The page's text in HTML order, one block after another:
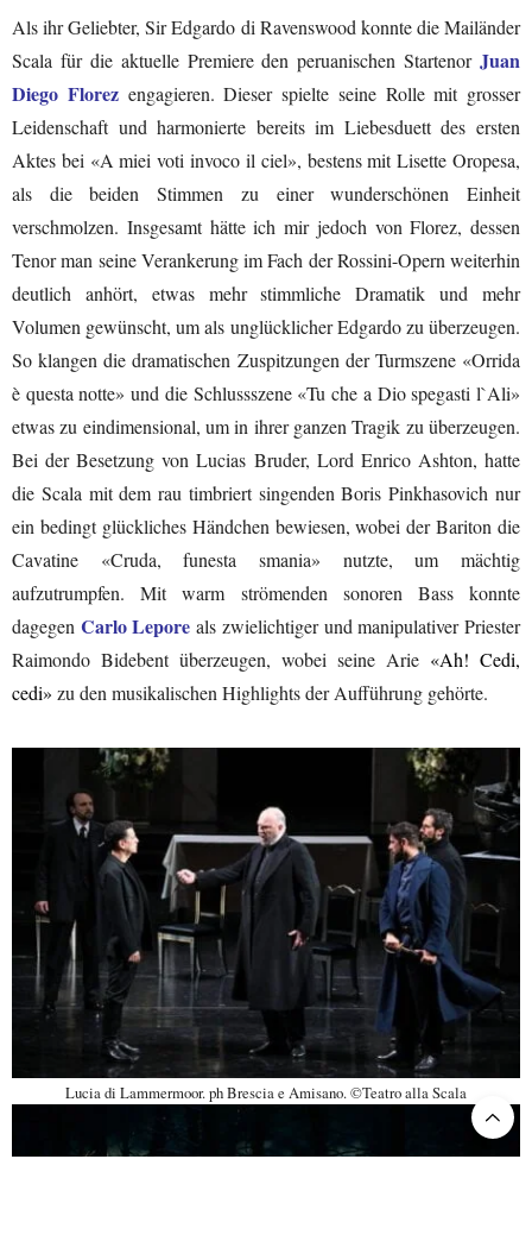
Als ihr Geliebter, Sir Edgardo di Ravenswood konnte die Mailänder
Scala für die aktuelle Premiere den peruanischen Startenor Juan
Diego Florezengagieren. Dieser spielte seine Rolle mit grosser
Leidenschaft und harmonierte bereits im Liebesduett des ersten
Aktes bei «A miei voti invoco il ciel», bestens mit Lisette Oropesa,
als die beiden Stimmen zu einer wunderschönen Einheit
verschmolzen. Insgesamt hätte ich mir jedoch von Florez, dessen
Tenor man seine Verankerung im Fach der Rossini-Opern weiterhin
deutlich anhört, etwas mehr stimmliche Dramatik und mehr
Volumen gewünscht, um als unglücklicher Edgardo zu überzeugen.
So klangen die dramatischen Zuspitzungen der Turmszene «Orrida
è questa notte» und die Schlussszene «Tu che a Dio spegasti l`Ali»
etwas zu eindimensional, um in ihrer ganzen Tragik zu überzeugen.
Bei der Besetzung von Lucias Bruder, Lord Enrico Ashton, hatte
die Scala mit dem rau timbriert singenden Boris Pinkhasovich nur
ein bedingt glückliches Händchen bewiesen, wobei der Bariton die
Cavatine «Cruda, funesta smania» nutzte, um mächtig
aufzutrumpfen. Mit warm strömenden sonoren Bass konnte
dagegen Carlo Lepore als zwielichtiger und manipulativer Priester
Raimondo Bidebent überzeugen, wobei seine Arie «Ah! Cedi,
cedi» zu den musikalischen Highlights der Aufführung gehörte.
Lucia di Lammermoor. ph Brescia e Amisano. ©Teatro alla Scala